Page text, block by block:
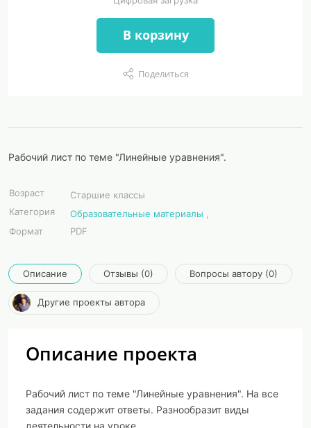
В корзину
Поделиться
Рабочий лист по теме "Линейные уравнения".
Возраст
Старшие классы
Категория
Образовательные материалы
Формат
PDF
Описание Отзывы (0) Вопросы автору (0)
Другие проекты автора
Описание проекта
Рабочий лист по теме "Линейные уравнения". На все
задания содержит ответы. Разнообразит виды
деятельности на уроке.